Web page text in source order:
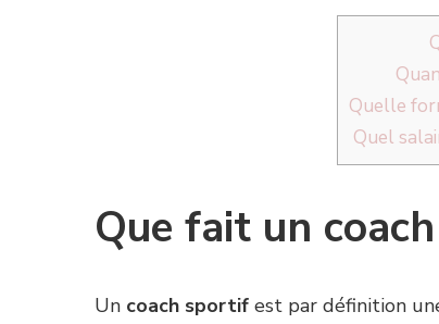
Quelle
Quel
Que fait un
Un coach sportif est par définition